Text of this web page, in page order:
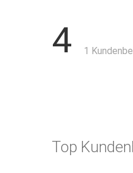
aus hochwertigem
4 1
Top